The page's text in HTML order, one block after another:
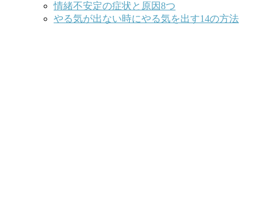
情緒不安定の症状と原因8つ
やる気が出ない時にやる気を出す14の方法